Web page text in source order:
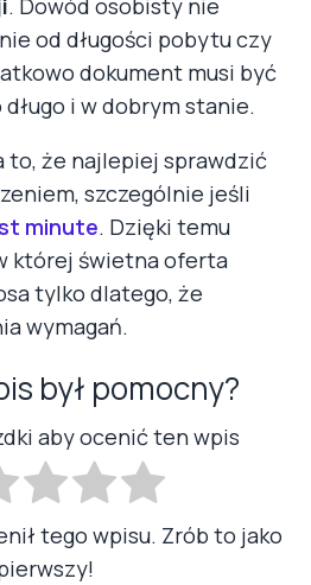
od długości pobytu czy
dokument musi być
i w dobrym stanie.
to, że najlepiej sprawdzić
szczególnie jeśli
minute. Dzięki temu
której świetna oferta
tylko dlatego, że
wymagań.
był pomocny?
aby ocenić ten wpis
tego wpisu. Zrób to jako